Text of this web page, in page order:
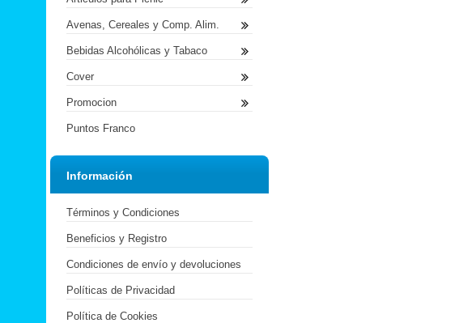
Avenas, Cereales y Comp. Alim.
Bebidas Alcohólicas y Tabaco
Cover
Promocion
Puntos Franco
Información
Términos y Condiciones
Beneficios y Registro
Condiciones de envío y devoluciones
Políticas de Privacidad
Política de Cookies